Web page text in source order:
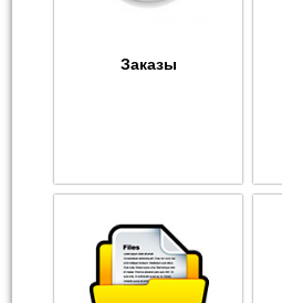
Заказы